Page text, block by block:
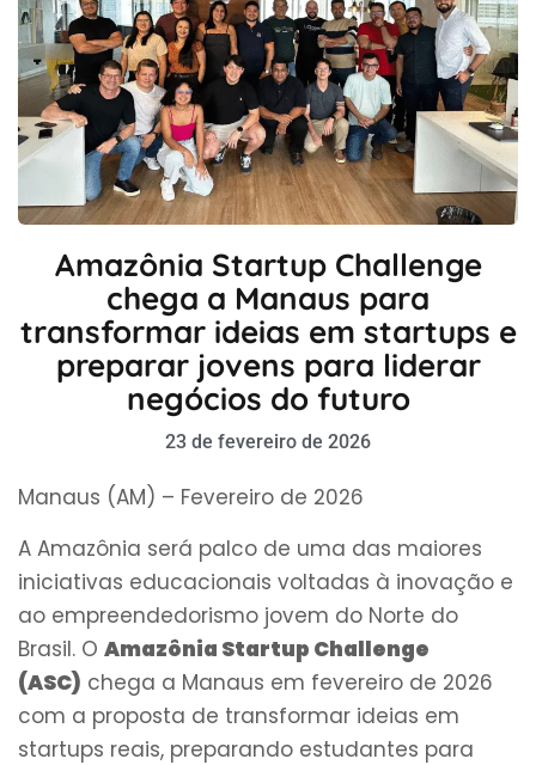
Amazônia Startup Challenge
chega a Manaus para
transformar ideias em startups e
preparar jovens para liderar
negócios do futuro
23 de fevereiro de 2026
Manaus (AM) – Fevereiro de 2026
A Amazônia será palco de uma das maiores
iniciativas educacionais voltadas à inovação e
ao empreendedorismo jovem do Norte do
Brasil. O Amazônia Startup Challenge
(ASC) chega a Manaus em fevereiro de 2026
com a proposta de transformar ideias em
startups reais, preparando estudantes para